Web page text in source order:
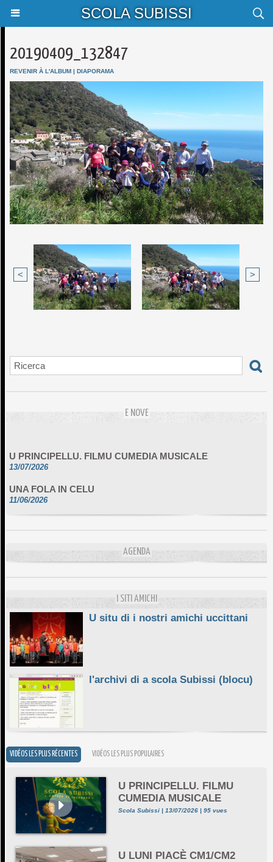
SCOLA SUBISSI
20190409_132847
REVENIR À L'ALBUM | DIAPORAMA
< >
E NOVE
13/07/2026
11/06/2026
DA SCIMULÌ
L'ESSENZIALE CHÌ GHJÈ
10/06/2026
AGENDA
I SITI AMICHI
U situ di i nostri amichi uccittani
l'archivi di a scola Subissi (blocu)
VIDÉOS LES PLUS RÉCENTES VIDÉOS LES PLUS POPULAIRES
U PRINCIPELLU. FILMU
CUMEDIA MUSICALE
Scola Subissi | 13/07/2026 | 95 vues
U LUNI PIACÈ CM1/CM2